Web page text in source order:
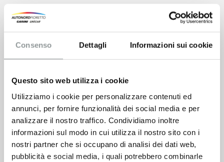
Consenso Dettagli Informazioni sui cookie
Questo sito web utilizza i cookie
Utilizziamo i cookie per personalizzare contenuti ed
annunci, per fornire funzionalità dei social media e per
analizzare il nostro traffico. Condividiamo inoltre
informazioni sul modo in cui utilizza il nostro sito con i
nostri partner che si occupano di analisi dei dati web,
pubblicità e social media, i quali potrebbero combinarle